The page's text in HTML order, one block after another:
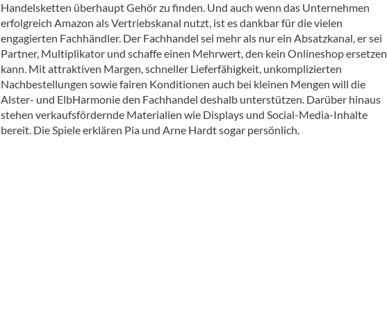
Handelsketten überhaupt Gehör zu finden. Und auch wenn das Unternehmen
erfolgreich Amazon als Vertriebskanal nutzt, ist es dankbar für die vielen
engagierten Fachhändler. Der Fachhandel sei mehr als nur ein Absatzkanal, er sei
Partner, Multiplikator und schaffe einen Mehrwert, den kein Onlineshop ersetzen
kann. Mit attraktiven Margen, schneller Lieferfähigkeit, unkomplizierten
Nachbestellungen sowie fairen Konditionen auch bei kleinen Mengen will die
Alster- und ElbHarmonie den Fachhandel deshalb unterstützen. Darüber hinaus
stehen verkaufsfördernde Materialien wie Displays und Social-Media-Inhalte
bereit. Die Spiele erklären Pia und Arne Hardt sogar persönlich.